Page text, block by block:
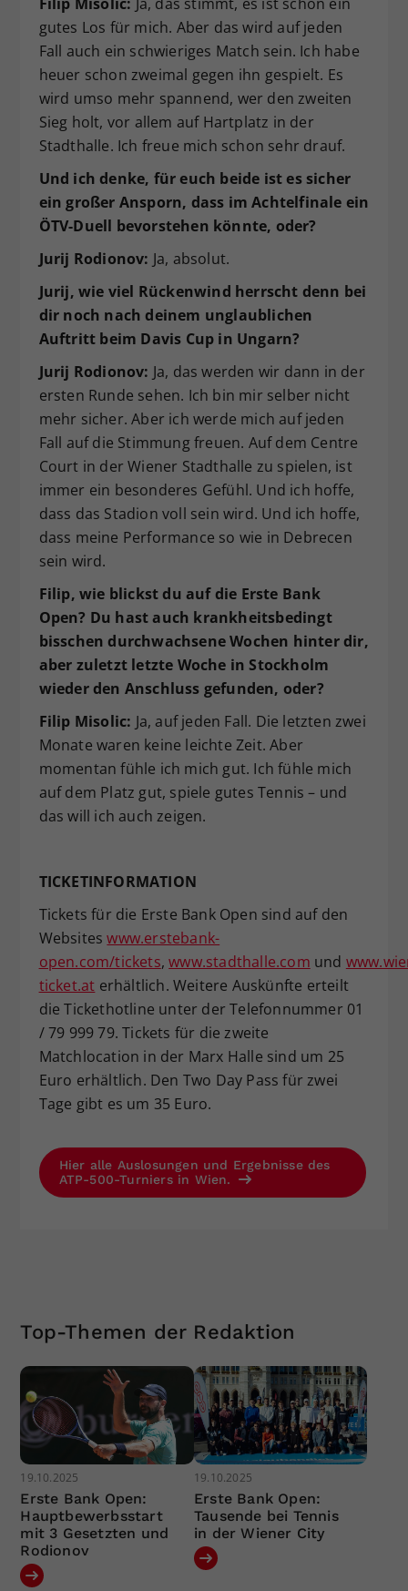
gutes Los für mich. Aber das wird auf jeden
Fall auch ein schwieriges Match sein. Ich habe
heuer schon zweimal gegen ihn gespielt. Es
wird umso mehr spannend, wer den zweiten
Sieg holt, vor allem auf Hartplatz in der
Stadthalle. Ich freue mich schon sehr drauf.
Und ich denke, für euch beide ist es sicher
ein großer Ansporn, dass im Achtelfinale ein
ÖTV-Duell bevorstehen könnte, oder?
Jurij Rodionov: Ja, absolut.
Jurij, wie viel Rückenwind herrscht denn bei
dir noch nach deinem unglaublichen
Auftritt beim Davis Cup in Ungarn?
Jurij Rodionov: Ja, das werden wir dann in der
ersten Runde sehen. Ich bin mir selber nicht
mehr sicher. Aber ich werde mich auf jeden
Fall auf die Stimmung freuen. Auf dem Centre
Court in der Wiener Stadthalle zu spielen, ist
immer ein besonderes Gefühl. Und ich hoffe,
dass das Stadion voll sein wird. Und ich hoffe,
dass meine Performance so wie in Debrecen
sein wird.
Filip, wie blickst du auf die Erste Bank
Open? Du hast auch krankheitsbedingt
bisschen durchwachsene Wochen hinter dir,
aber zuletzt letzte Woche in Stockholm
wieder den Anschluss gefunden, oder?
Filip Misolic: Ja, auf jeden Fall. Die letzten zwei
Monate waren keine leichte Zeit. Aber
momentan fühle ich mich gut. Ich fühle mich
auf dem Platz gut, spiele gutes Tennis – und
das will ich auch zeigen.
TICKETINFORMATION
Tickets für die Erste Bank Open sind auf den
Websiteswww.erstebank-
open.com/tickets,www.stadthalle.com und
ticket.at erhältlich. Weitere Auskünfte erteilt
die Tickethotline unter der Telefonnummer 01
/ 79 999 79. Tickets für die zweite
Matchlocation in der Marx Halle sind um 25
Euro erhältlich. Den Two Day Pass für zwei
Tage gibt es um 35 Euro.
Hier alle Auslosungen und Ergebnisse des
ATP-500-Turniers in Wien.
Top-Themen der Redaktion
19.10.2025
Erste Bank Open:
Hauptbewerbsstart
mit 3 Gesetzten und
Rodionov
19.10.2025
Erste Bank Open:
Tausende bei Tennis
in der Wiener City